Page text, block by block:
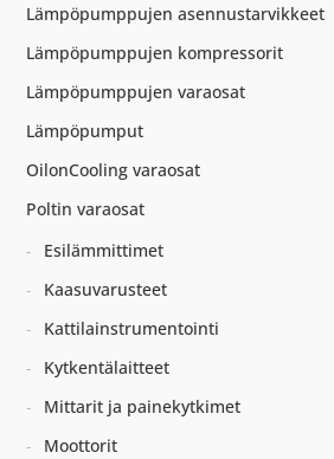
Lämpöpumppujen asennustarvikkeet
Lämpöpumppujen kompressorit
Lämpöpumppujen varaosat
Lämpöpumput
OilonCooling varaosat
Poltin varaosat
Esilämmittimet
Kaasuvarusteet
Kattilainstrumentointi
Kytkentälaitteet
Mittarit ja painekytkimet
Moottorit